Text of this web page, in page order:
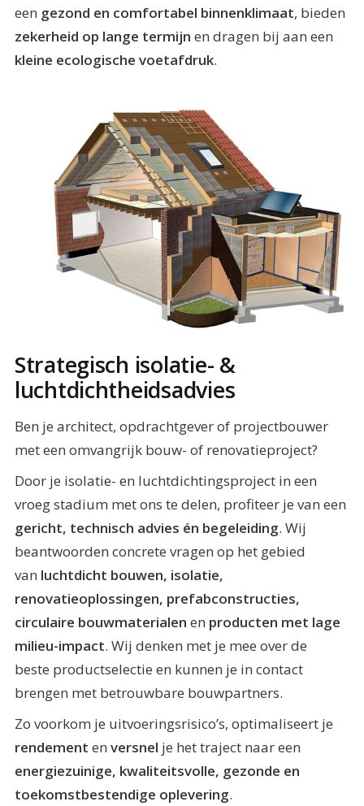
een gezond en comfortabel binnenklimaat, bieden
zekerheid op lange termijn en dragen bij aan een
kleine ecologische voetafdruk.
Strategisch isolatie- &
luchtdichtheidsadvies
Ben je architect, opdrachtgever of projectbouwer
met een omvangrijk bouw- of renovatieproject?
Door je isolatie- en luchtdichtingsproject in een
vroeg stadium met ons te delen, profiteer je van een
gericht, technisch advies én begeleiding. Wij
beantwoorden concrete vragen op het gebied
van luchtdicht bouwen, isolatie,
renovatieoplossingen, prefabconstructies,
circulaire bouwmaterialen en producten met lage
milieu-impact. Wij denken met je mee over de
beste productselectie en kunnen je in contact
brengen met betrouwbare bouwpartners.
Zo voorkom je uitvoeringsrisico’s, optimaliseert je
rendement en versnel je het traject naar een
energiezuinige, kwaliteitsvolle, gezonde en
toekomstbestendige oplevering.